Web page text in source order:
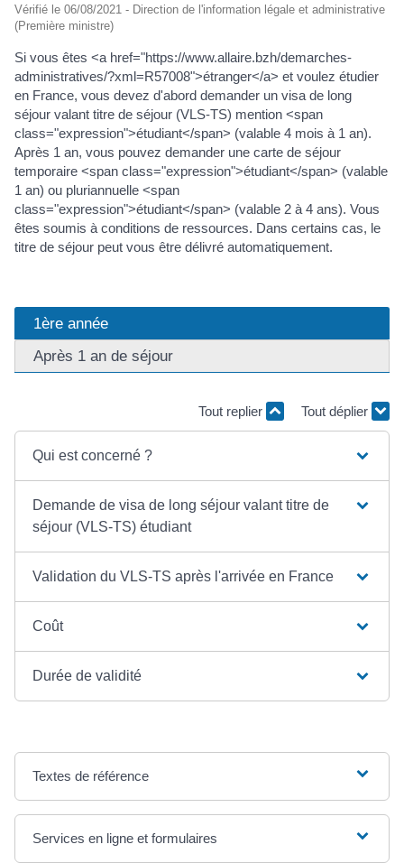
Vérifié le 06/08/2021 - Direction de l'information légale et administrative
(Première ministre)
Si vous êtes <a href="https://www.allaire.bzh/demarches-
administratives/?xml=R57008">étranger</a> et voulez étudier
en France, vous devez d'abord demander un visa de long
séjour valant titre de séjour (VLS-TS) mention <span
class="expression">étudiant</span> (valable 4 mois à 1 an).
Après 1 an, vous pouvez demander une carte de séjour
temporaire <span class="expression">étudiant</span> (valable
1 an) ou pluriannuelle <span
class="expression">étudiant</span> (valable 2 à 4 ans). Vous
êtes soumis à conditions de ressources. Dans certains cas, le
titre de séjour peut vous être délivré automatiquement.
1ère année
Après 1 an de séjour
Tout replier Tout déplier
Qui est concerné ?
Demande de visa de long séjour valant titre de
séjour (VLS-TS) étudiant
Validation du VLS-TS après l'arrivée en France
Coût
Durée de validité
Textes de référence
Services en ligne et formulaires